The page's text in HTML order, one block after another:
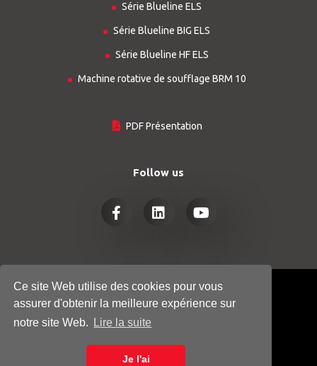
Ce site Web utilise des cookies pour vous
assurer d'obtenir la meilleure expérience sur
notre site Web.
Lire la suite
Je l'ai
Série Blueline ELS
Série Blueline BIG ELS
Série Blueline HF ELS
Machine rotative de soufflage BRM 10
PDF Présentation
Follow us
© COPYRIGHT 2026HTGINDUSTRY.COM
- ALL RIGHTS RESERVED
POLITIQUE DE CONFIDENTIALITÉ
COOKIE POLICY